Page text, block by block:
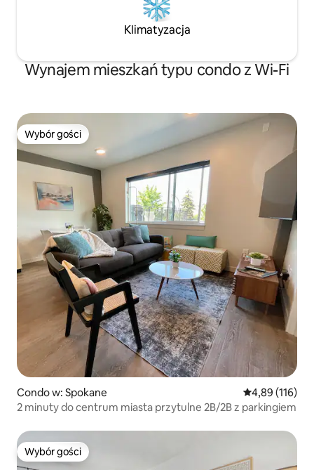
Klimatyzacja
Wynajem mieszkań typu condo z Wi-Fi
Wybór gości
Wybór gości
Condo w: Spokane Średnia
4,89 (116)
2 minuty do centrum miasta przytulne 2B/2B z parkingiem
Wybór gości
Wybór gości